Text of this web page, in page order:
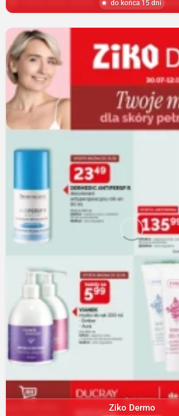
do końca 15 dni
Ziko Dermo